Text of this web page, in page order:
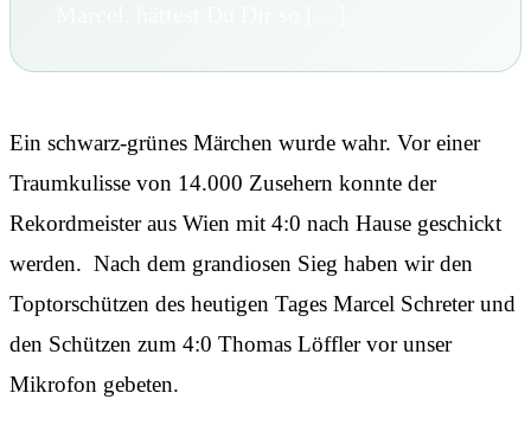
Ein schwarz-grünes Märchen wurde wahr. Vor einer
Traumkulisse von 14.000 Zusehern konnte der
Rekordmeister aus Wien mit 4:0 nach Hause geschickt
werden. Nach dem grandiosen Sieg haben wir den
Toptorschützen des heutigen Tages Marcel Schreter und
den Schützen zum 4:0 Thomas Löffler vor unser
Mikrofon gebeten.